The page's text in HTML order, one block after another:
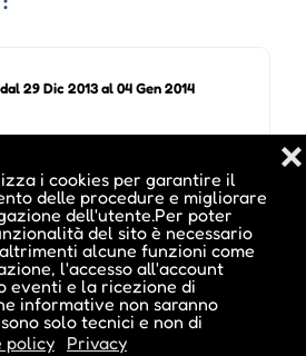
i cookies per garantire il
delle procedure e migliorare
dell'utente.Per poter
del sito è necessario
alcune funzioni come
l'accesso all'account
eventi e la ricezione di
informative non saranno
solo tecnici e non di
policy Privacy
❌
29 Dic 2013 al 04 Gen 2014